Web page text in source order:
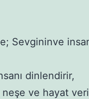
Sevgininve
dinlendirir,
ve hayat